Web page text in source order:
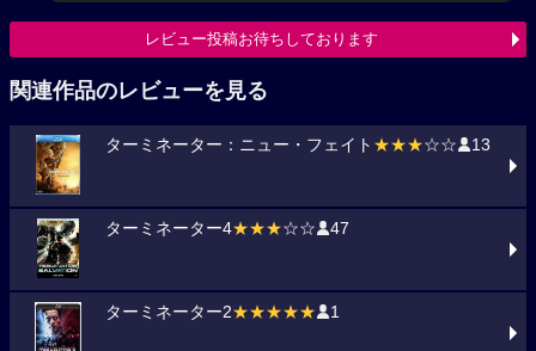
レビュー投稿お待ちしております
関連作品のレビューを見る
ターミネーター：ニュー・フェイト ★★★☆☆ 13
ターミネーター4★★★☆☆ 47
ターミネーター2★★★★★ 1